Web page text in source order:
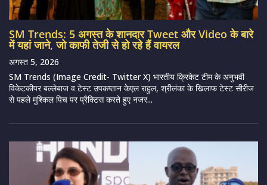
SM Trends: 5 अगस्त के शानदार Tweet और Video के बारे
में यहां जाने, जो काफी तेजी से हो रहे हैं वायरल
अगस्त 5, 2026
SM Trends (Image Credit- Twitter X) भारतीय क्रिकेट टीम के अनुभवी
विकेटकीपर बल्लेबाज व टेस्ट उपकप्तान केएल राहुल, श्रीलंका के खिलाफ टेस्ट सीरीज
से पहले मुश्किल पिच पर प्रैक्टिस करते हुए नजर...